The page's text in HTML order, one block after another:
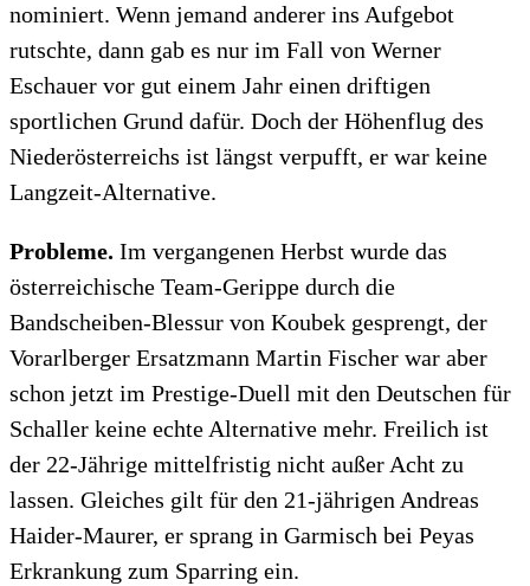
nominiert. Wenn jemand anderer ins Aufgebot
rutschte, dann gab es nur im Fall von Werner
Eschauer vor gut einem Jahr einen driftigen
sportlichen Grund dafür. Doch der Höhenflug des
Niederösterreichs ist längst verpufft, er war keine
Langzeit-Alternative.
Probleme. Im vergangenen Herbst wurde das
österreichische Team-Gerippe durch die
Bandscheiben-Blessur von Koubek gesprengt, der
Vorarlberger Ersatzmann Martin Fischer war aber
schon jetzt im Prestige-Duell mit den Deutschen für
Schaller keine echte Alternative mehr. Freilich ist
der 22-Jährige mittelfristig nicht außer Acht zu
lassen. Gleiches gilt für den 21-jährigen Andreas
Haider-Maurer, er sprang in Garmisch bei Peyas
Erkrankung zum Sparring ein.